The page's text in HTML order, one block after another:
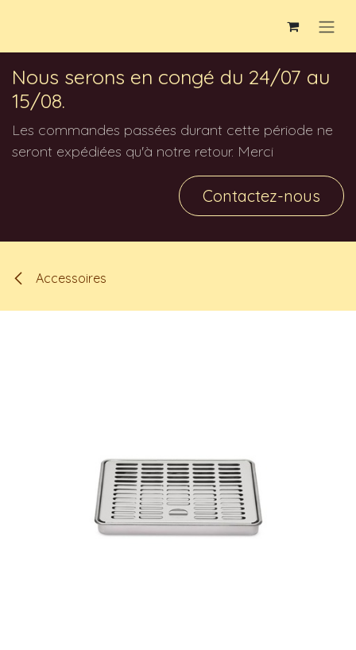
Nous serons en congé du 24/07 au
15/08.
Les commandes passées durant cette période ne
seront expédiées qu'à notre retour. Merci
Contactez-nous
Accessoires